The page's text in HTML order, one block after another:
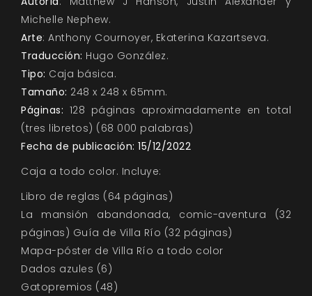
Michelle Nephew.
Arte: Anthony Cournoyer, Ekaterina Kazartseva.
Traducción: Hugo González.
Tipo: Caja básica.
Tamaño: 248 x 248 x 65mm.
Páginas: 128 páginas aproximadamente en total
(tres libretos) (68 000 palabras)
Fecha de publicación: 15/12/2022
Caja a todo color. Incluye:
Libro de reglas (64 páginas)
La mansión abandonada, comic-aventura (32
páginas) Guía de Villa Río (32 páginas)
Mapa-póster de Villa Río a todo color
Dados azules (6)
Gatopremios (48)